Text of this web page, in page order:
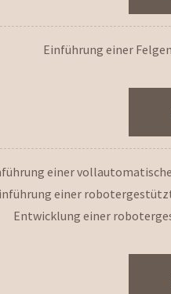
Einführung einer
einer
einer
Entwicklung einer